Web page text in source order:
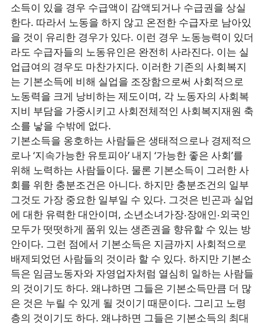
소득이 있을 경우 수급액이 감액되거나 수급권을 상실
한다. 따라서 노동을 하지 않고 온전한 수급자로 남아있
을 것이 유리한 경우가 있다. 이런 경우 노동능력이 있더
라도 수급자들의 노동유인은 완전히 사라진다. 이는 실
업급여의 경우도 마찬가지다. 이러한 기존의 사회복지
는 기본소득에 비해 실업을 조장함으로써 사회적으로
노동력을 크게 낭비하는 제도이며, 각 노동자의 사회복
지비 부담을 가중시키고 사회전체적인 사회복지재원 축
소를 낳을 수밖에 없다.
기본소득을 옹호하는 사람들은 생태적으로나 경제적으
로나 ‘지속가능한 유토피아’ 내지 ‘가능한 좋은 사회’를
위해 노력하는 사람들이다. 물론 기본소득이 그러한 사
회를 위한 충분조건은 아니다. 하지만 충분조건의 일부
그것도 가장 중요한 일부일 수 있다. 그것은 빈곤과 실업
에 대한 유력한 대안이며, 소년소녀가장‧장애인‧외국인
모두가 떳떳하게 품위 있는 생존권을 향유할 수 있는 방
안이다. 그런 점에서 기본소득은 지금까지 사회적으로
배제되었던 사람들의 것이라 할 수 있다. 하지만 기본소
득은 임금노동자와 자영업자처럼 열심히 일하는 사람들
의 것이기도 하다. 왜냐하면 그들은 기본소득만큼 더 많
은 것은 누릴 수 있게 될 것이기 때문이다. 그리고 노령
층의 것이기도 하다. 왜냐하면 그들은 기본소득의 최대